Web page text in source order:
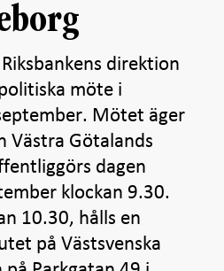
Riksbankens direktion
möte i
Mötet äger
Västra Götalands
dagen
klockan 9.30.
10.30, hålls en
på Västsvenska